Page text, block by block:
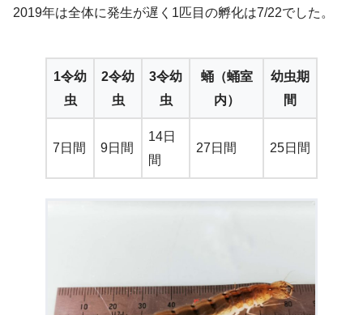
2019年は全体に発生が遅く1匹目の孵化は7/22でした。
1令幼
虫
2令幼
虫
3令幼
虫
蛹（蛹室
内）
幼虫期
間
7日間 9日間
14日
間
27日間 25日間